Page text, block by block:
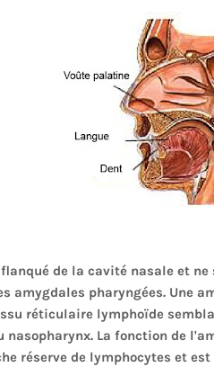
de la cavité nasale et ne
amygdales pharyngées. Une
réticulaire lymphoïde
nasopharynx. La fonction de
réserve de lymphocytes et